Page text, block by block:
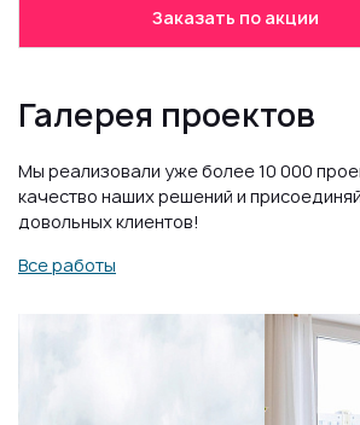
Заказать по акции
Галерея проектов
Все работы
Мы реализовали уже более 10 000
качество наших решений и
довольных клиентов!